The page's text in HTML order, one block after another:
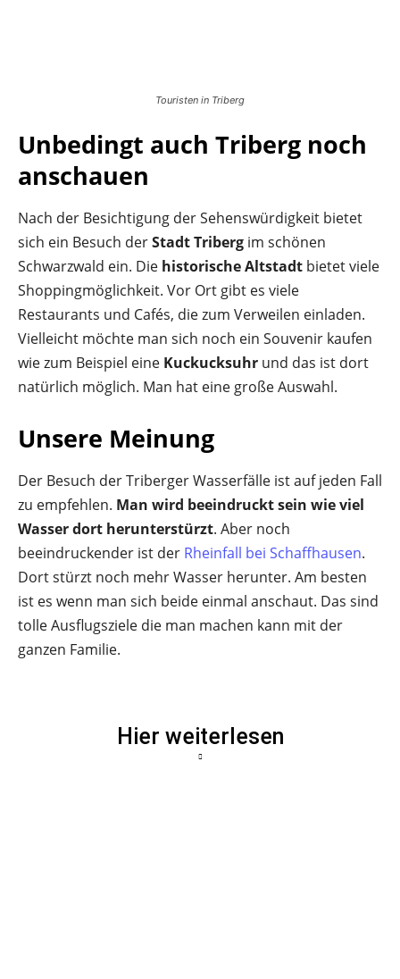
Touristen in Triberg
Unbedingt auch Triberg noch
anschauen
Nach der Besichtigung der Sehenswürdigkeit bietet
sich ein Besuch derStadt Triberg im schönen
Schwarzwald ein. Die historische Altstadt bietet viele
Shoppingmöglichkeit. Vor Ort gibt es viele
Restaurants und Cafés, die zum Verweilen einladen.
Vielleicht möchte man sich noch ein Souvenir kaufen
wie zum Beispiel eine Kuckucksuhr und das ist dort
natürlich möglich. Man hat eine große Auswahl.
Unsere Meinung
Der Besuch der Triberger Wasserfälle ist auf jeden Fall
zu empfehlen. Man wird beeindruckt sein wie viel
Wasser dort herunterstürzt. Aber noch
beeindruckender ist der Rheinfall bei Schaffhausen.
Dort stürzt noch mehr Wasser herunter. Am besten
ist es wenn man sich beide einmal anschaut. Das sind
tolle Ausflugsziele die man machen kann mit der
ganzen Familie.
Hier weiterlesen